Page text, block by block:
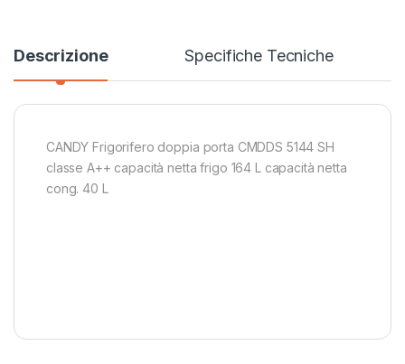
Descrizione Specifiche Tecniche
CANDY Frigorifero doppia porta CMDDS 5144 SH
classe A++ capacità netta frigo 164 L capacità netta
cong. 40 L